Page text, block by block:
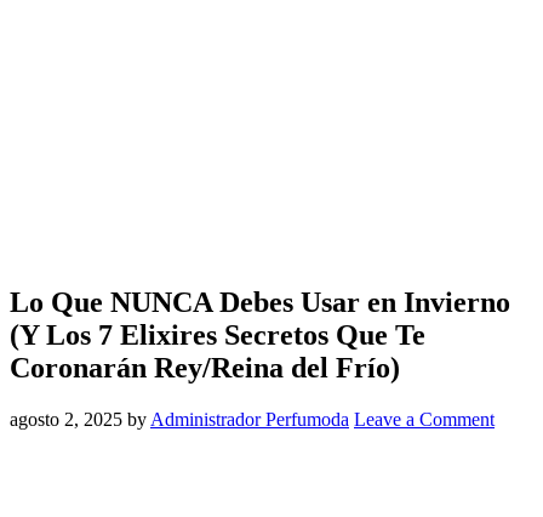
Lo Que NUNCA Debes Usar en Invierno
(Y Los 7 Elixires Secretos Que Te
Coronarán Rey/Reina del Frío)
agosto 2, 2025 by Administrador Perfumoda Leave a Comment